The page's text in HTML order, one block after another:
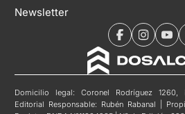
Newsletter
Domicilio legal: Coronel Rodríguez 1260,
Editorial Responsable: Rubén Rabanal |